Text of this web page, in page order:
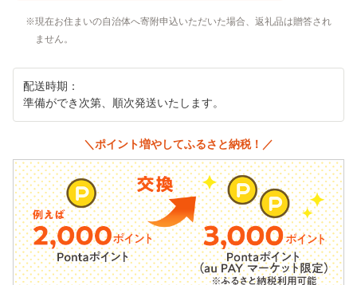
現在お住まいの自治体へ寄附申込いただいた場合、返礼品は贈答され
ません。
配送時期：
準備ができ次第、順次発送いたします。
＼ポイント増やしてふるさと納税！／